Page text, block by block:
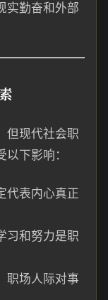
实勤奋和外部
但现代社会职
下影响：
代表内心真正
习和努力是职
职场人际对事